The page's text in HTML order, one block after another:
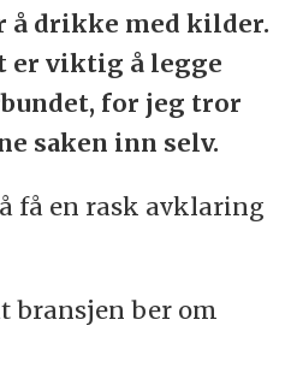
å drikke med kilder.
er viktig å legge
for jeg tror
saken inn selv.
få en rask avklaring
bransjen ber om